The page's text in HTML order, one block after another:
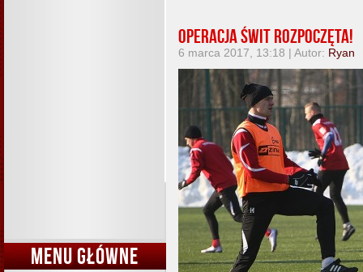
MENU GŁÓWNE
Operacja Świt rozpoczęta!
6 marca 2017, 13:18 | Autor: Ryan